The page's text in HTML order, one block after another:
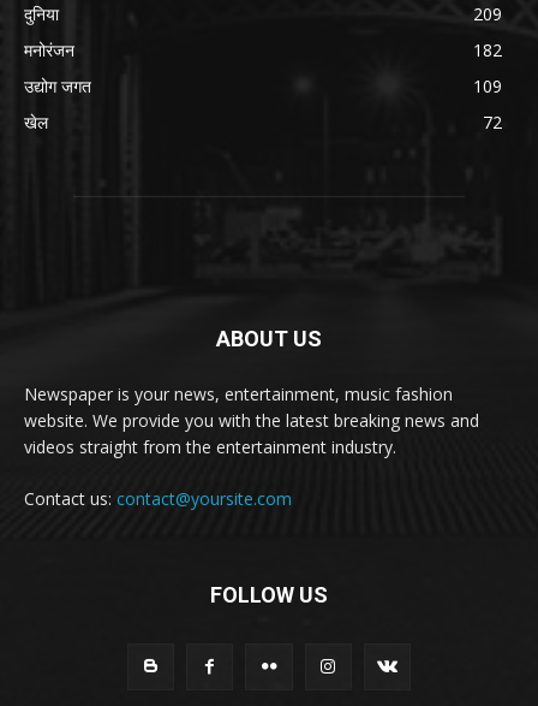
दुनिया
209
मनोरंजन
182
उद्योग जगत
109
खेल
72
ABOUT US
Newspaper is your news, entertainment, music fashion
website. We provide you with the latest breaking news and
videos straight from the entertainment industry.
Contact us: contact@yoursite.com
FOLLOW US